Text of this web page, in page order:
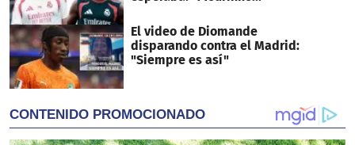
El video de Diomande
disparando contra el Madrid:
"Siempre es así"